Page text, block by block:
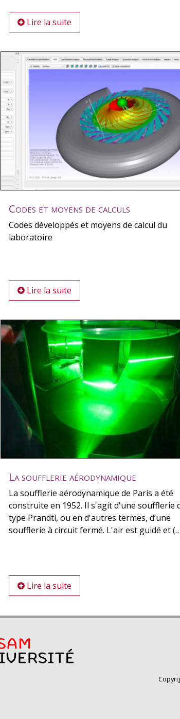
Lire la suite
Codes et moyens de calculs
Codes développés et moyens de calcul du
laboratoire
Lire la suite
La soufflerie aérodynamique
La soufflerie aérodynamique de Paris a été
construite en 1952. Il s'agit d'une soufflerie
type Prandtl, ou en d'autres termes, d’une
soufflerie à circuit fermé. L'air est guidé et
Lire la suite